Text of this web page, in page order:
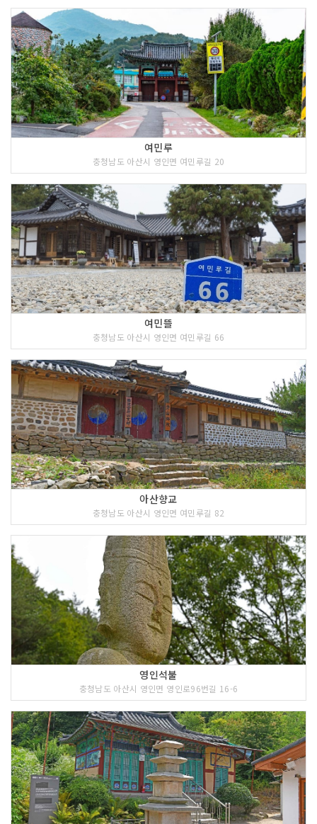
여민루
충청남도 아산시 영인면 여민루길 20
여민뜰
충청남도 아산시 영인면 여민루길 66
아산향교
충청남도 아산시 영인면 여민루길 82
영인석불
충청남도 아산시 영인면 영인로96번길 16-6